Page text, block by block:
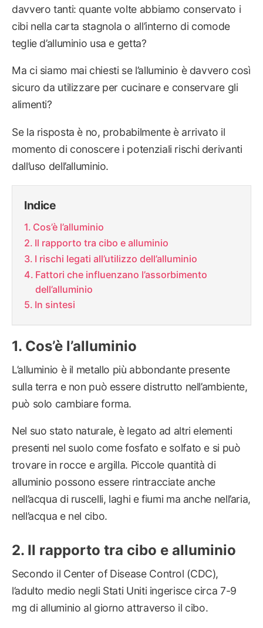
davvero tanti: quante volte abbiamo conservato i
cibi nella carta stagnola o all’interno di comode
teglie d’alluminio usa e getta?
Ma ci siamo mai chiesti se l’alluminio è davvero così
sicuro da utilizzare per cucinare e conservare gli
alimenti?
Se la risposta è no, probabilmente è arrivato il
momento di conoscere i potenziali rischi derivanti
dall’uso dell’alluminio.
Indice
Cos’è l’alluminio
Il rapporto tra cibo e alluminio
I rischi legati all’utilizzo dell’alluminio
Fattori che influenzano l’assorbimento
dell’alluminio
In sintesi
Cos’è l’alluminio
L’alluminio è il metallo più abbondante presente
sulla terra e non può essere distrutto nell’ambiente,
può solo cambiare forma.
Nel suo stato naturale, è legato ad altri elementi
presenti nel suolo come fosfato e solfato e si può
trovare in rocce e argilla. Piccole quantità di
alluminio possono essere rintracciate anche
nell’acqua di ruscelli, laghi e fiumi ma anche nell’aria,
nell’acqua e nel cibo.
Il rapporto tra cibo e alluminio
Secondo il Center of Disease Control (CDC),
l’adulto medio negli Stati Uniti ingerisce circa 7-9
mg di alluminio al giorno attraverso il cibo.